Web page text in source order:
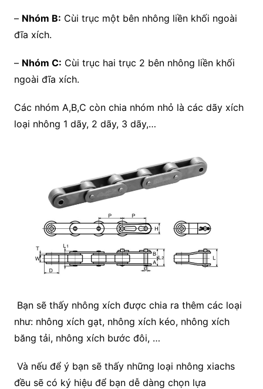
– Nhóm B: Cùi trục một bên nhông liền khối ngoài
đĩa xích.
– Nhóm C: Cùi trục hai trục 2 bên nhông liền khối
ngoài đĩa xích.
Các nhóm A,B,C còn chia nhóm nhỏ là các dãy xích
loại nhông 1 dãy, 2 dãy, 3 dãy,…
Bạn sẽ thấy nhông xích được chia ra thêm các loại
như: nhông xích gạt, nhông xích kéo, nhông xích
băng tải, nhông xích bước đôi, …
Và nếu để ý bạn sẽ thấy những loại nhông xiachs
đều sẽ có ký hiệu để bạn dễ dàng chọn lựa